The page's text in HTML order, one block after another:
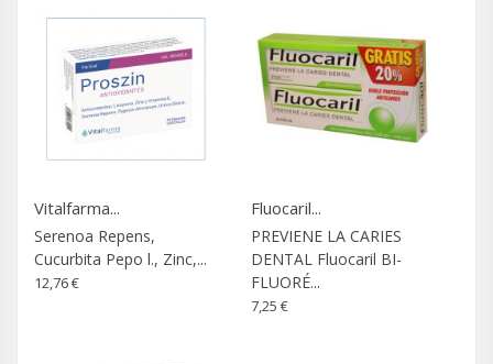
Vitalfarma...
Serenoa Repens,
Cucurbita Pepo l., Zinc,...
12,76 €
Fluocaril...
PREVIENE LA CARIES
DENTAL Fluocaril BI-
FLUORÉ...
7,25 €